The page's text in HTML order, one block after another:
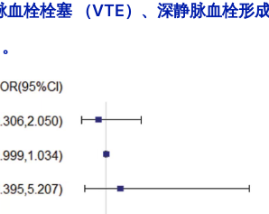
血栓栓塞 （VTE）、深静脉血栓形